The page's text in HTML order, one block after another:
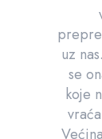
uz
se
koje